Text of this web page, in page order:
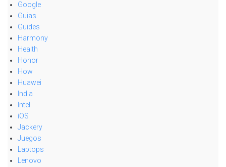
Google
Guias
Guides
Harmony
Health
Honor
How
Huawei
India
Intel
iOS
Jackery
Juegos
Laptops
Lenovo